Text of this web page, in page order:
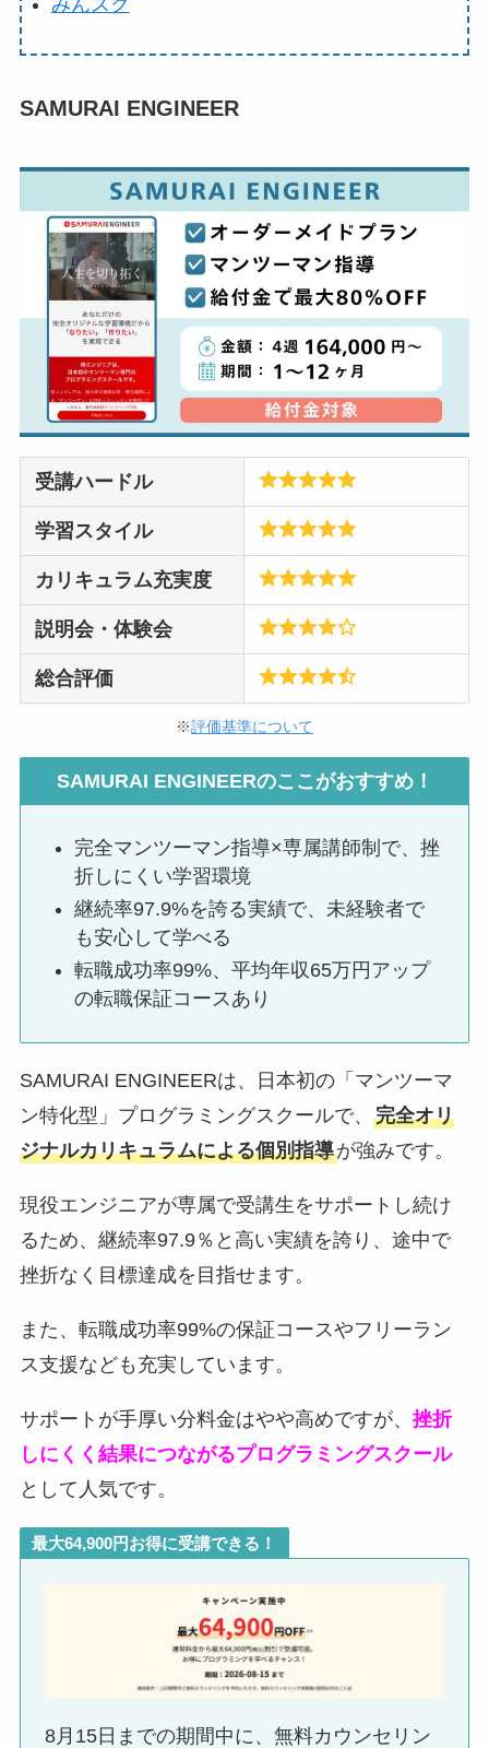
みんスク
SAMURAI ENGINEER
受講ハードル
学習スタイル
カリキュラム充実度
説明会・体験会
総合評価
※評価基準について
SAMURAI ENGINEERのここがおすすめ！
完全マンツーマン指導×専属講師制で、挫
折しにくい学習環境
継続率97.9%を誇る実績で、未経験者で
も安心して学べる
転職成功率99%、平均年収65万円アップ
の転職保証コースあり
SAMURAI ENGINEERは、日本初の「マンツーマ
ン特化型」プログラミングスクールで、 完全オリ
ジナルカリキュラムによる個別指導が強みです。
現役エンジニアが専属で受講生をサポートし続け
るため、継続率97.9％と高い実績を誇り、途中で
挫折なく目標達成を目指せます。
また、転職成功率99%の保証コースやフリーラン
ス支援なども充実しています。
サポートが手厚い分料金はやや高めですが、 挫折
しにくく結果につながるプログラミングスクール
として人気です。
最大64,900円お得に受講できる！
8月15日までの期間中に、無料カウンセリン